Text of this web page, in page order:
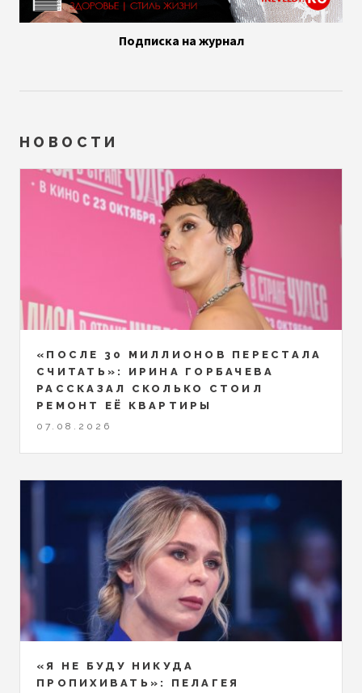
Подписка на журнал
НОВОСТИ
«ПОСЛЕ 30 МИЛЛИОНОВ ПЕРЕСТАЛА
СЧИТАТЬ»: ИРИНА ГОРБАЧЕВА
РАССКАЗАЛ СКОЛЬКО СТОИЛ
РЕМОНТ ЕЁ КВАРТИРЫ
07.08.2026
«Я НЕ БУДУ НИКУДА
ПРОПИХИВАТЬ»: ПЕЛАГЕЯ